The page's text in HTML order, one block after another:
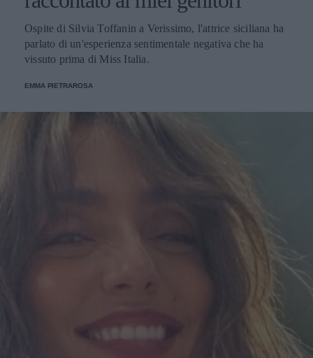
Ospite di Silvia Toffanin a Verissimo, l'attrice siciliana ha
parlato di un'esperienza sentimentale negativa che ha
vissuto prima di Miss Italia.
EMMA PIETRAROSA